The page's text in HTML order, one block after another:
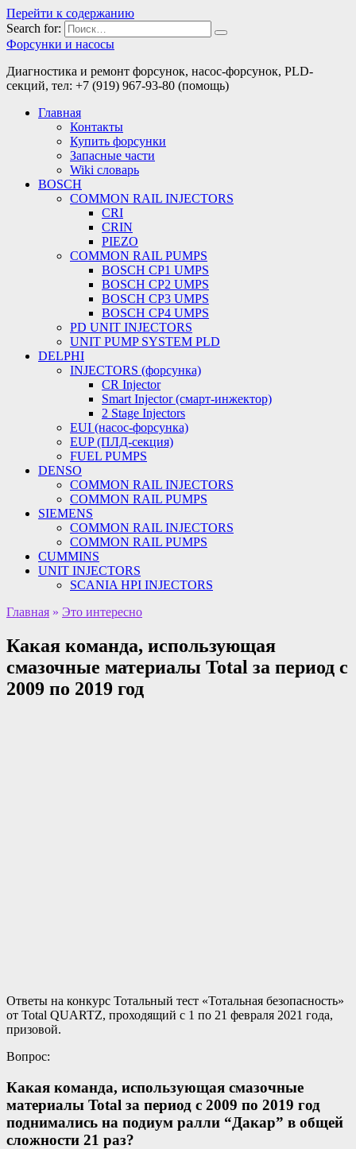
Перейти к содержанию
Search for:
Форсунки и насосы
Диагностика и ремонт форсунок, насос-форсунок, PLD-
секций, тел: +7 (919) 967-93-80 (помощь)
Главная
Контакты
Купить форсунки
Запасные части
Wiki словарь
BOSCH
COMMON RAIL INJECTORS
CRI
CRIN
PIEZO
COMMON RAIL PUMPS
BOSCH CP1 UMPS
BOSCH CP2 UMPS
BOSCH CP3 UMPS
BOSCH CP4 UMPS
PD UNIT INJECTORS
UNIT PUMP SYSTEM PLD
DELPHI
INJECTORS (форсунка)
CR Injector
Smart Injector (смарт-инжектор)
2 Stage Injectors
EUI (насос-форсунка)
EUP (ПЛД-секция)
FUEL PUMPS
DENSO
COMMON RAIL INJECTORS
COMMON RAIL PUMPS
SIEMENS
COMMON RAIL INJECTORS
COMMON RAIL PUMPS
CUMMINS
UNIT INJECTORS
SCANIA HPI INJECTORS
Главная » Это интересно
Какая команда, использующая
смазочные материалы Total за период с
2009 по 2019 год
Ответы на конкурс Тотальный тест «Тотальная безопасность»
от Total QUARTZ, проходящий с 1 по 21 февраля 2021 года,
призовой.
Вопрос:
Какая команда, использующая смазочные
материалы Total за период с 2009 по 2019 год
поднимались на подиум ралли “Дакар” в общей
сложности 21 раз?